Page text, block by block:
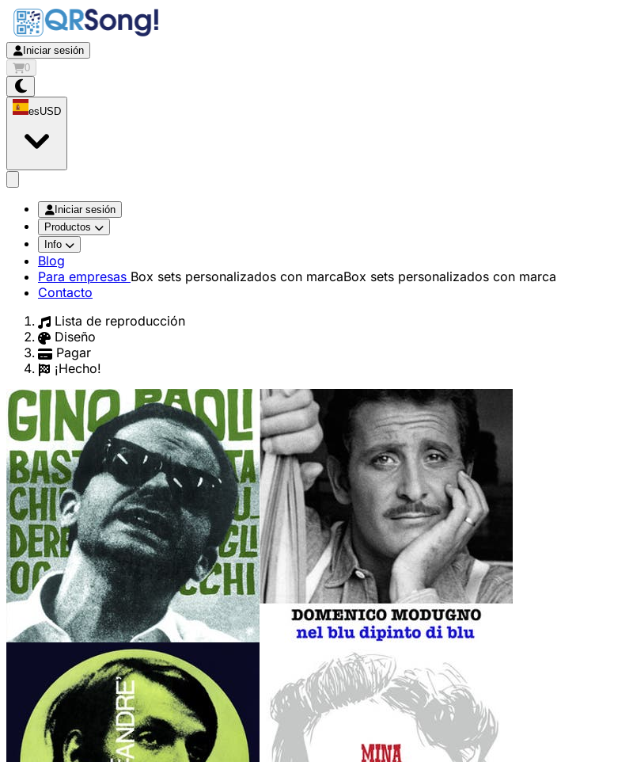
Iniciar sesión
0
esUSD
Iniciar sesión
Productos
Info
Blog
Para empresas Box sets personalizados con marcaBox sets personalizados con marca
Contacto
Lista de reproducción
Diseño
Pagar
¡Hecho!